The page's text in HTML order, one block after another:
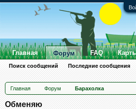
Главная Форум Барахолка
Обменяю
Главная Форум
Поиск сообщений Последние сообщения
FAQ